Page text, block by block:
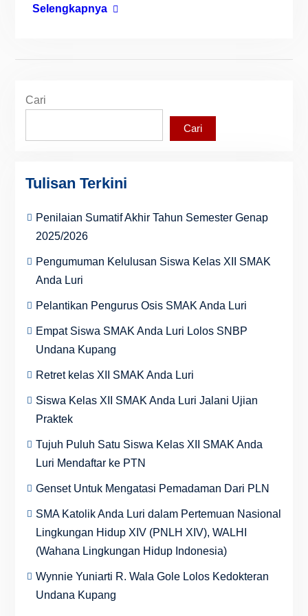
Selengkapnya
Cari
Cari
Tulisan Terkini
Penilaian Sumatif Akhir Tahun Semester Genap
2025/2026
Pengumuman Kelulusan Siswa Kelas XII SMAK
Anda Luri
Pelantikan Pengurus Osis SMAK Anda Luri
Empat Siswa SMAK Anda Luri Lolos SNBP
Undana Kupang
Retret kelas XII SMAK Anda Luri
Siswa Kelas XII SMAK Anda Luri Jalani Ujian
Praktek
Tujuh Puluh Satu Siswa Kelas XII SMAK Anda
Luri Mendaftar ke PTN
Genset Untuk Mengatasi Pemadaman Dari PLN
SMA Katolik Anda Luri dalam Pertemuan Nasional
Lingkungan Hidup XIV (PNLH XIV), WALHI
(Wahana Lingkungan Hidup Indonesia)
Wynnie Yuniarti R. Wala Gole Lolos Kedokteran
Undana Kupang